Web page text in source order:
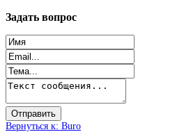
Задать вопрос
Вернуться к: Buro